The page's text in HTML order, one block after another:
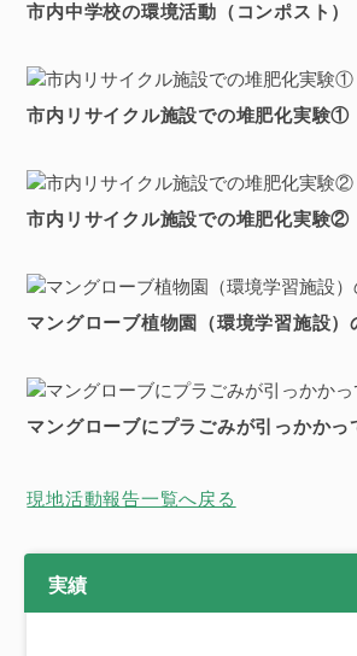
実績
市内中学校の環境活動（コンポスト）
市内リサイクル施設での堆肥化実験①
市内リサイクル施設での堆肥化実験②
マングローブ植物園（環境学習施設）
マングローブにプラごみが引っかかっ
現地活動報告一覧へ戻る